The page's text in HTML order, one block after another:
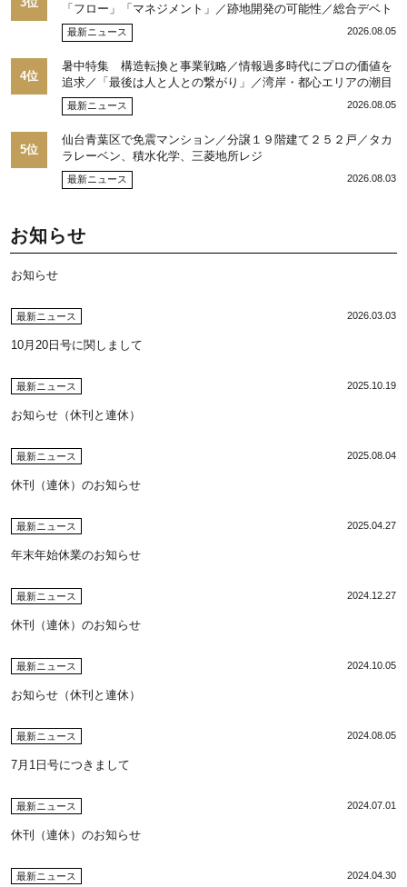
「フロー」「マネジメント」／跡地開発の可能性／総合デベト
ップ10目標に／自社ブランド構築へ体制整備／日本郵政不動産
／池田 明社長に聞く
最新ニュース 2026.08.05
4位
暑中特集 構造転換と事業戦略／情報過多時代にプロの価値を
追求／「最後は人と人との繋がり」／湾岸・都心エリアの潮目
を注視／“リパーク”次世代展開／三井不動産リアルティ／児玉
光博社長に聞く
最新ニュース 2026.08.05
5位
仙台青葉区で免震マンション／分譲１９階建て２５２戸／タカ
ラレーベン、積水化学、三菱地所レジ
最新ニュース 2026.08.03
お知らせ
お知らせ
最新ニュース 2026.03.03
10月20日号に関しまして
最新ニュース 2025.10.19
お知らせ（休刊と連休）
最新ニュース 2025.08.04
休刊（連休）のお知らせ
最新ニュース 2025.04.27
年末年始休業のお知らせ
最新ニュース 2024.12.27
休刊（連休）のお知らせ
最新ニュース 2024.10.05
お知らせ（休刊と連休）
最新ニュース 2024.08.05
7月1日号につきまして
最新ニュース 2024.07.01
休刊（連休）のお知らせ
最新ニュース 2024.04.30